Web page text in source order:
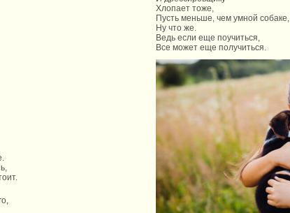
Хлопает тоже,
Пусть меньше, чем умной собаке,
Ну что же.
Ведь если еще поучиться,
Все может еще получиться.